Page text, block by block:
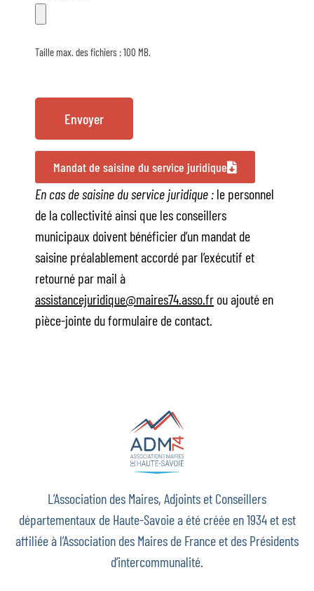
Taille max. des fichiers : 100 MB.
Mandat de saisine du service juridique
En cas de saisine du service juridique : le personnel
de la collectivité ainsi que les conseillers
municipaux doivent bénéficier d’un mandat de
saisine préalablement accordé par l’exécutif et
retourné par mail à
assistancejuridique@maires74.asso.fr ou ajouté en
pièce-jointe du formulaire de contact.
L’Association des Maires, Adjoints et Conseillers
départementaux de Haute-Savoie a été créée en 1934 et est
affiliée à l’Association des Maires de France et des Présidents
d’intercommunalité.